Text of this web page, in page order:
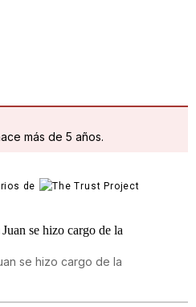
más de 5 años.
de
se hizo cargo de la